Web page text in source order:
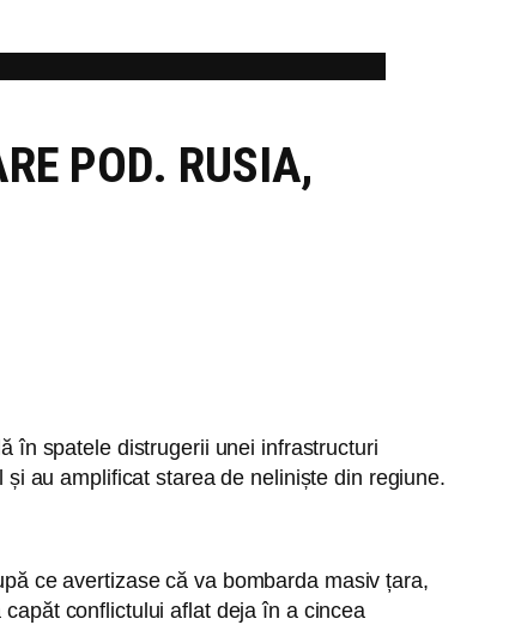
POD. RUSIA,
în spatele distrugerii unei infrastructuri
au amplificat starea de neliniște din regiune.
ce avertizase că va bombarda masiv țara,
conflictului aflat deja în a cincea